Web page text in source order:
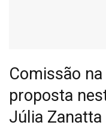
Comissão
proposta
Júlia Zanatta